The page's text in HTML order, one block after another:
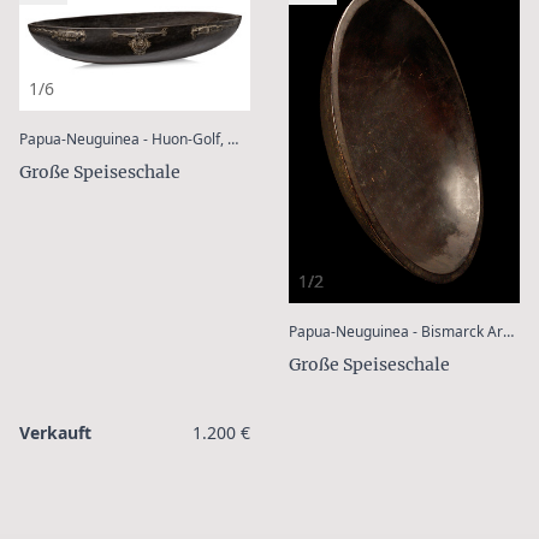
1/6
Papua-Neuguinea - Huon-Golf, Morobe Provinz, Tami Inseln :
Große Speiseschale
Verkauft 1.200 €
1/2
Papua-Neuguinea - Bismarck Archipel - Neu Irland
Große Speiseschale